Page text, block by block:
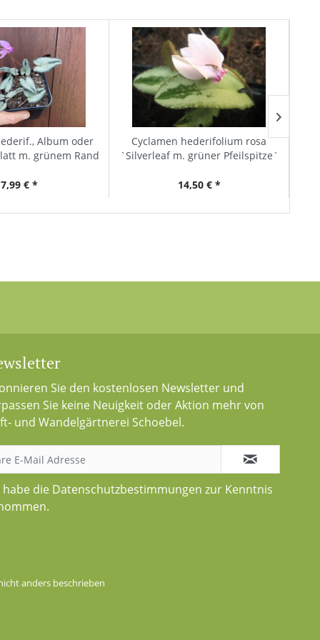
Album oder
m. grünem Rand
7,99 € *
Cyclamen hederifolium rosa
`Silverleaf m. grüner Pfeilspitze`
14,50 € *
Sie den kostenlosen Newsletter und
Sie keine Neuigkeit oder Aktion mehr von
und Wandelgärtnerei Schoebel.
habe die Datenschutzbestimmungen zur Kenntnis
anders beschrieben